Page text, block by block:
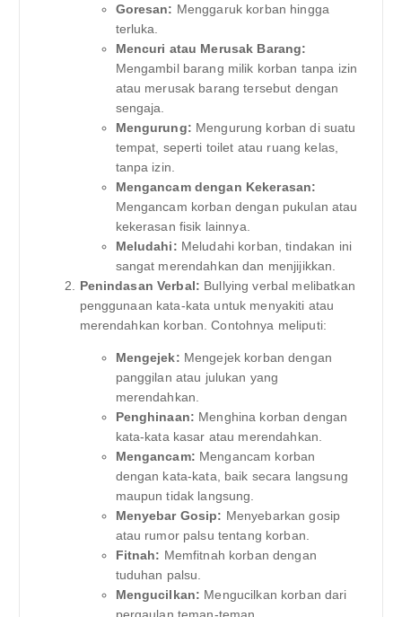
Goresan: Menggaruk korban hingga
terluka.
Mencuri atau Merusak Barang:
Mengambil barang milik korban tanpa izin
atau merusak barang tersebut dengan
sengaja.
Mengurung: Mengurung korban di suatu
tempat, seperti toilet atau ruang kelas,
tanpa izin.
Mengancam dengan Kekerasan:
Mengancam korban dengan pukulan atau
kekerasan fisik lainnya.
Meludahi: Meludahi korban, tindakan ini
sangat merendahkan dan menjijikkan.
Penindasan Verbal: Bullying verbal melibatkan
penggunaan kata-kata untuk menyakiti atau
merendahkan korban. Contohnya meliputi:
Mengejek: Mengejek korban dengan
panggilan atau julukan yang
merendahkan.
Penghinaan: Menghina korban dengan
kata-kata kasar atau merendahkan.
Mengancam: Mengancam korban
dengan kata-kata, baik secara langsung
maupun tidak langsung.
Menyebar Gosip: Menyebarkan gosip
atau rumor palsu tentang korban.
Fitnah: Memfitnah korban dengan
tuduhan palsu.
Mengucilkan: Mengucilkan korban dari